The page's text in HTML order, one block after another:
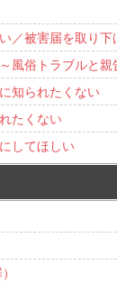
／被害届を取り
風俗トラブルと親
知られたくない
たくない
してほしい